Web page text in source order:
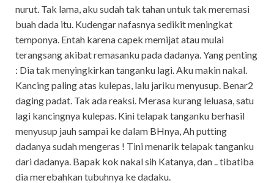
nurut. Tak lama, aku sudah tak tahan untuk tak meremasi
buah dada itu. Kudengar nafasnya sedikit meningkat
temponya. Entah karena capek memijat atau mulai
terangsang akibat remasanku pada dadanya. Yang penting
: Dia tak menyingkirkan tanganku lagi. Aku makin nakal.
Kancing paling atas kulepas, lalu jariku menyusup. Benar2
daging padat. Tak ada reaksi. Merasa kurang leluasa, satu
lagi kancingnya kulepas. Kini telapak tanganku berhasil
menyusup jauh sampai ke dalam BHnya, Ah putting
dadanya sudah mengeras ! Tini menarik telapak tanganku
dari dadanya. Bapak kok nakal sih Katanya, dan .. tibatiba
dia merebahkan tubuhnya ke dadaku.